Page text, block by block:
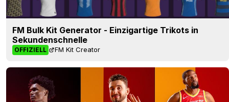
FM Bulk Kit Generator - Einzigartige Trikots in
Sekundenschnelle
OFFIZIELL FM Kit Creator